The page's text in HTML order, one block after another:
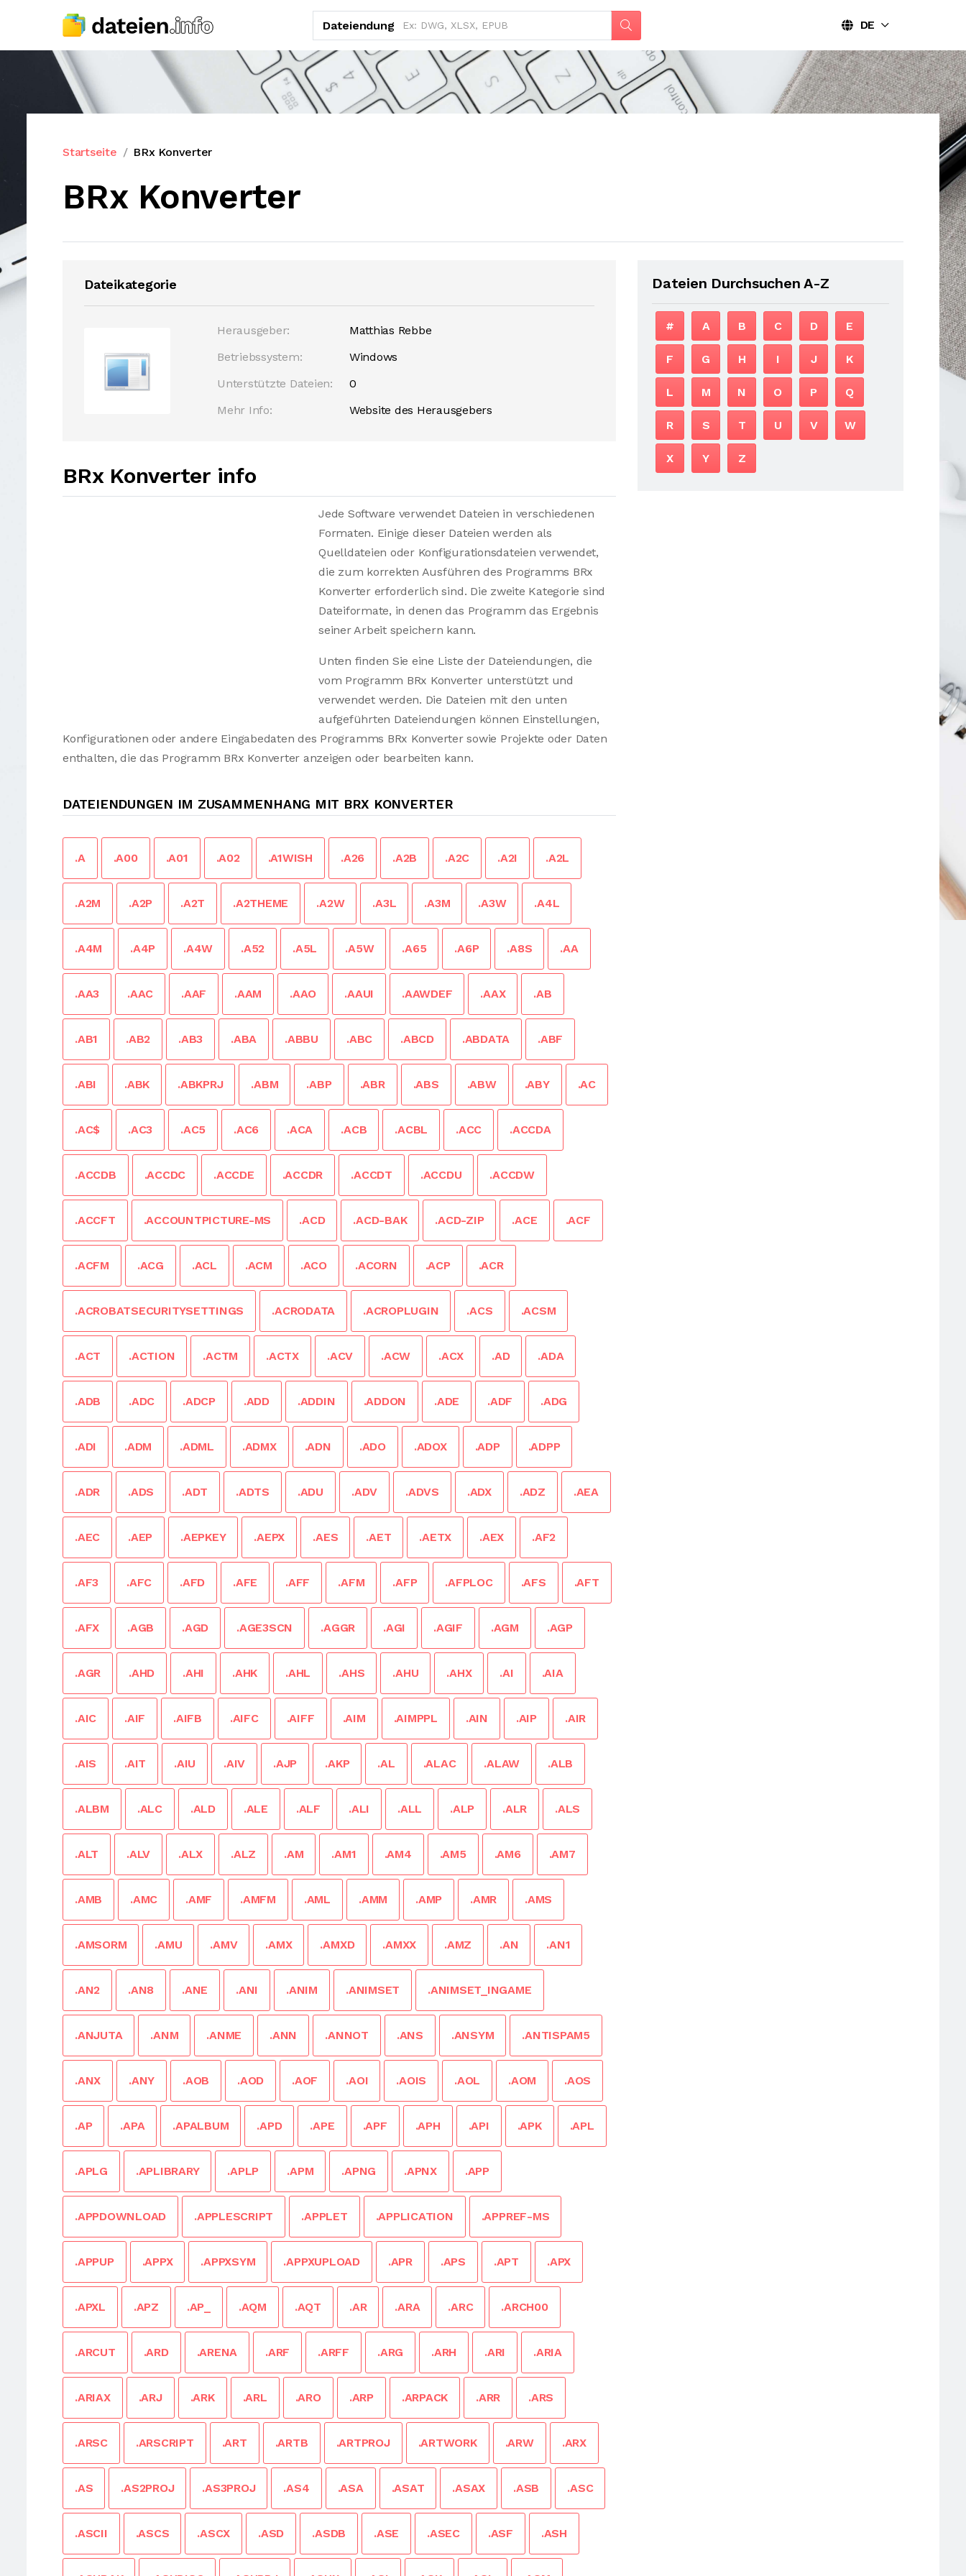
Dateiendung DE
Startseite BRx Konverter
BRx Konverter
Dateikategorie
Herausgeber:
Matthias Rebbe
Betriebssystem:
Windows
Unterstützte Dateien:
0
Mehr Info:
Website des Herausgebers
BRx Konverter info
Jede Software verwendet Dateien in verschiedenen
Formaten. Einige dieser Dateien werden als
Quelldateien oder Konfigurationsdateien verwendet,
die zum korrekten Ausführen des Programms BRx
Konverter erforderlich sind. Die zweite Kategorie sind
Dateiformate, in denen das Programm das Ergebnis
seiner Arbeit speichern kann.
Unten finden Sie eine Liste der Dateiendungen, die
vom Programm BRx Konverter unterstützt und
verwendet werden. Die Dateien mit den unten
aufgeführten Dateiendungen können Einstellungen,
Konfigurationen oder andere Eingabedaten des Programms BRx Konverter sowie Projekte oder Daten
enthalten, die das Programm BRx Konverter anzeigen oder bearbeiten kann.
DATEIENDUNGEN IM ZUSAMMENHANG MIT BRX KONVERTER
.A .A00 .A01 .A02 .A1WISH .A26 .A2B .A2C .A2I .A2L
.A2M .A2P .A2T .A2THEME .A2W .A3L .A3M .A3W .A4L
.A4M .A4P .A4W .A52 .A5L .A5W .A65 .A6P .A8S .AA
.AA3 .AAC .AAF .AAM .AAO .AAUI .AAWDEF .AAX .AB
.AB1 .AB2 .AB3 .ABA .ABBU .ABC .ABCD .ABDATA .ABF
.ABI .ABK .ABKPRJ .ABM .ABP .ABR .ABS .ABW .ABY .AC
.AC$ .AC3 .AC5 .AC6 .ACA .ACB .ACBL .ACC .ACCDA
.ACCDB .ACCDC .ACCDE .ACCDR .ACCDT .ACCDU .ACCDW
.ACCFT .ACCOUNTPICTURE-MS .ACD .ACD-BAK .ACD-ZIP .ACE .ACF
.ACFM .ACG .ACL .ACM .ACO .ACORN .ACP .ACR
.ACROBATSECURITYSETTINGS .ACRODATA .ACROPLUGIN .ACS .ACSM
.ACT .ACTION .ACTM .ACTX .ACV .ACW .ACX .AD .ADA
.ADB .ADC .ADCP .ADD .ADDIN .ADDON .ADE .ADF .ADG
.ADI .ADM .ADML .ADMX .ADN .ADO .ADOX .ADP .ADPP
.ADR .ADS .ADT .ADTS .ADU .ADV .ADVS .ADX .ADZ .AEA
.AEC .AEP .AEPKEY .AEPX .AES .AET .AETX .AEX .AF2
.AF3 .AFC .AFD .AFE .AFF .AFM .AFP .AFPLOC .AFS .AFT
.AFX .AGB .AGD .AGE3SCN .AGGR .AGI .AGIF .AGM .AGP
.AGR .AHD .AHI .AHK .AHL .AHS .AHU .AHX .AI .AIA
.AIC .AIF .AIFB .AIFC .AIFF .AIM .AIMPPL .AIN .AIP .AIR
.AIS .AIT .AIU .AIV .AJP .AKP .AL .ALAC .ALAW .ALB
.ALBM .ALC .ALD .ALE .ALF .ALI .ALL .ALP .ALR .ALS
.ALT .ALV .ALX .ALZ .AM .AM1 .AM4 .AM5 .AM6 .AM7
.AMB .AMC .AMF .AMFM .AML .AMM .AMP .AMR .AMS
.AMSORM .AMU .AMV .AMX .AMXD .AMXX .AMZ .AN .AN1
.AN2 .AN8 .ANE .ANI .ANIM .ANIMSET .ANIMSET_INGAME
.ANJUTA .ANM .ANME .ANN .ANNOT .ANS .ANSYM .ANTISPAM5
.ANX .ANY .AOB .AOD .AOF .AOI .AOIS .AOL .AOM .AOS
.AP .APA .APALBUM .APD .APE .APF .APH .API .APK .APL
.APLG .APLIBRARY .APLP .APM .APNG .APNX .APP
.APPDOWNLOAD .APPLESCRIPT .APPLET .APPLICATION .APPREF-MS
.APPUP .APPX .APPXSYM .APPXUPLOAD .APR .APS .APT .APX
.APXL .APZ .AP_ .AQM .AQT .AR .ARA .ARC .ARCH00
.ARCUT .ARD .ARENA .ARF .ARFF .ARG .ARH .ARI .ARIA
.ARIAX .ARJ .ARK .ARL .ARO .ARP .ARPACK .ARR .ARS
.ARSC .ARSCRIPT .ART .ARTB .ARTPROJ .ARTWORK .ARW .ARX
.AS .AS2PROJ .AS3PROJ .AS4 .ASA .ASAT .ASAX .ASB .ASC
.ASCII .ASCS .ASCX .ASD .ASDB .ASE .ASEC .ASF .ASH
Dateien Durchsuchen A-Z
# A B C D E
F G H I J K
L M N O P Q
R S T U V W
X Y Z